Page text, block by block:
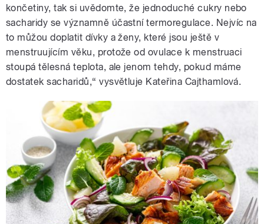
končetiny, tak si uvědomte, že jednoduché cukry nebo
sacharidy se významně účastní termoregulace. Nejvíc na
to můžou doplatit dívky a ženy, které jsou ještě v
menstruujícím věku, protože od ovulace k menstruaci
stoupá tělesná teplota, ale jenom tehdy, pokud máme
dostatek sacharidů,“ vysvětluje Kateřina Cajthamlová.